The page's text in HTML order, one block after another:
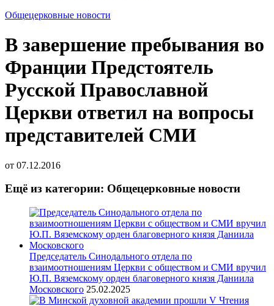
Общецерковные новости
В завершение пребывания во
Франции Предстоятель
Русской Православной
Церкви ответил на вопросы
представителей СМИ
от 07.12.2016
Ещё из категории: Общецерковные новости
Председатель Синодального отдела по
взаимоотношениям Церкви с обществом и СМИ вручил
Ю.П. Вяземскому орден благоверного князя Даниила
Московского 25.02.2025